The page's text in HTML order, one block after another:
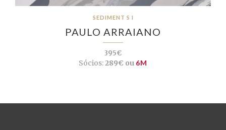
SEDIMENT S I
PAULO ARRAIANO
395€
Sócios:289€ ou 6M